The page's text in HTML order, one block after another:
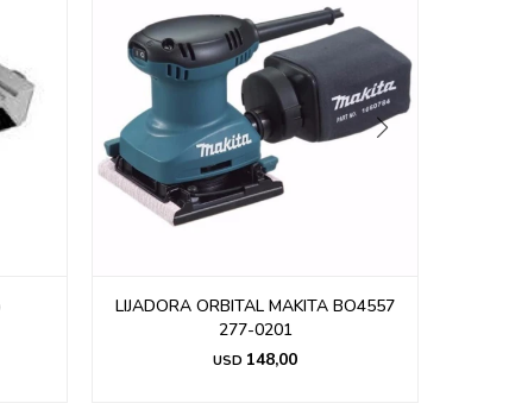
LIJADORA ORBITAL MAKITA BO4557
277-0201
USD 148,00